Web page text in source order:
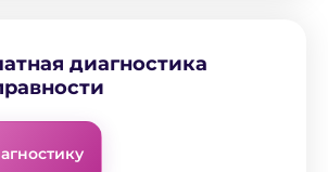
диагностика